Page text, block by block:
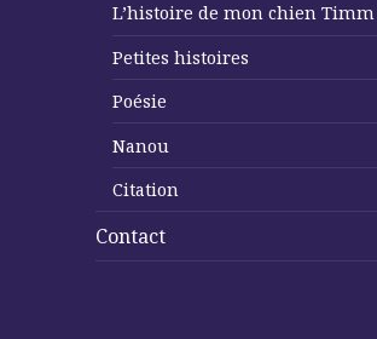
L’histoire de mon chien Timm
Petites histoires
Poésie
Nanou
Citation
Contact